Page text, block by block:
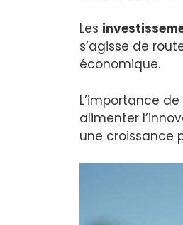
Les
s’agisse de
économique.
L’importance de
alimenter
une croissance